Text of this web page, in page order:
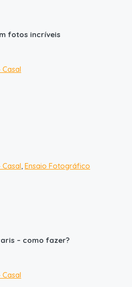
fotos incríveis
Ensaio Fotográfico
– como fazer?